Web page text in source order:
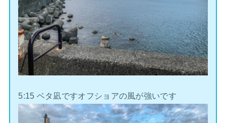
5:15 ベタ凪ですオフショアの風が強いです